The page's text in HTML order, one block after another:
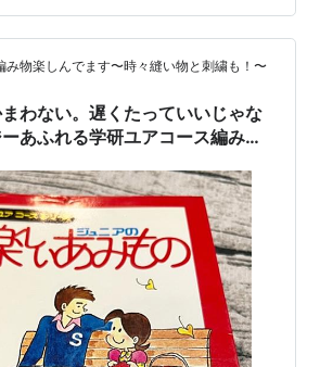
、実質的な休みが長かった。 １年間
たので、4年間の学生生活の期間に、
トして…
み物楽しんでます〜時々縫い物と刺繍も！〜
わない。遅くたっていいじゃな
あふれる学研ユアコース編み物